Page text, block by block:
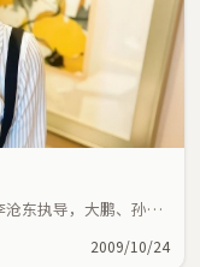
东执导，大鹏、孙艺
2009/10/24